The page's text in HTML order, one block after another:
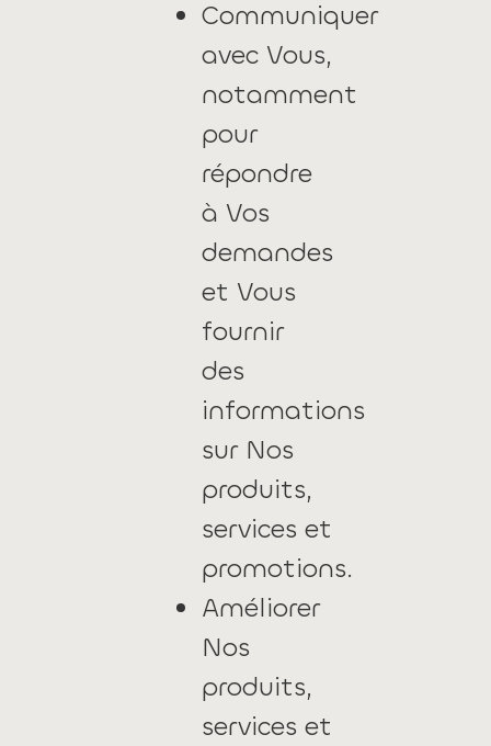
Communiquer
avec Vous,
notamment
pour
répondre
à Vos
demandes
et Vous
fournir
des
informations
sur Nos
produits,
services et
promotions.
Améliorer
Nos
produits,
services et